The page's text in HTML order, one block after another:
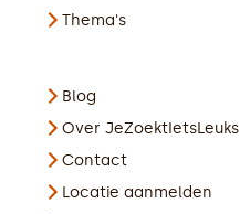
Thema's
Blog
Over JeZoektIetsLeuks
Contact
Locatie aanmelden